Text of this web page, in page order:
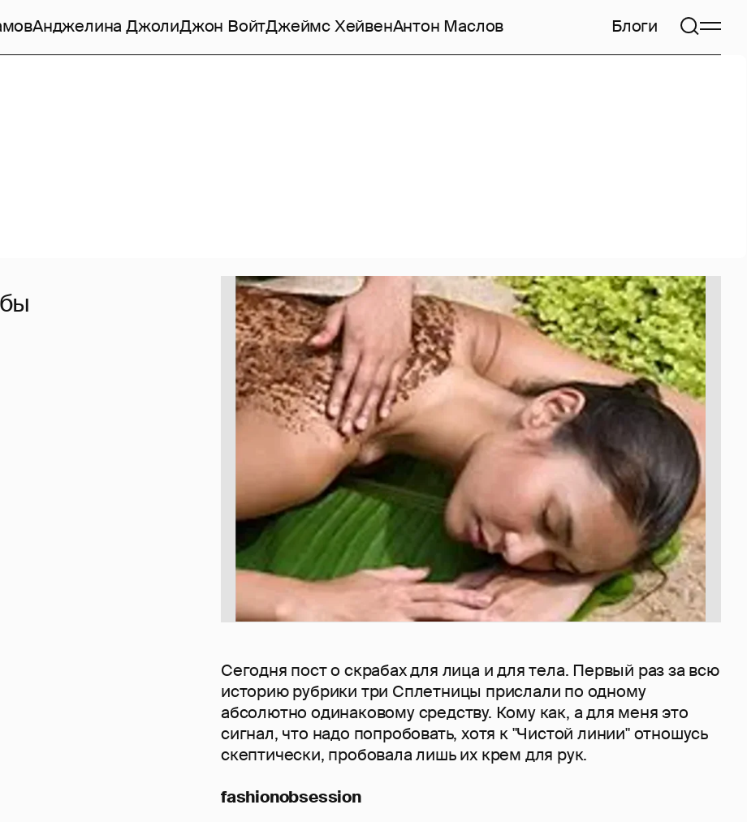
Анджелина ДжолиДжон ВойтДжеймс ХейвенАнтон Маслов Блоги
Сегодня пост о скрабах для лица и для тела. Первый раз за всю
историю рубрики три Сплетницы прислали по одному
абсолютно одинаковому средству. Кому как, а для меня это
сигнал, что надо попробовать, хотя к "Чистой линии" отношусь
скептически, пробовала лишь их крем для рук.
fashionobsession